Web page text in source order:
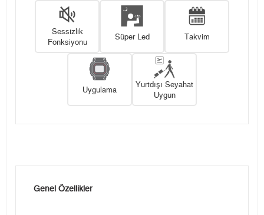
Sessizlik
Fonksiyonu
Süper Led Takvim
Uygulama
Yurtdışı Seyahat
Uygun
Genel Özellikler